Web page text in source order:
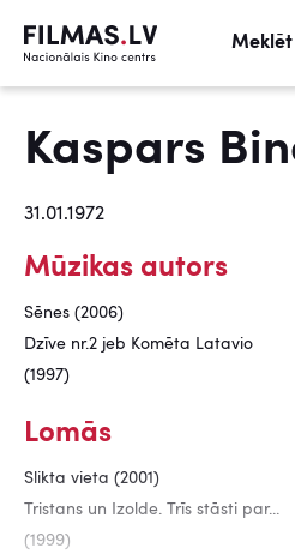
Meklēt
Kaspars
31.01.1972
Mūzikas autors
Sēnes (2006)
Dzīve nr.2 jeb Komēta Latavio
(1997)
Lomās
Slikta vieta (2001)
Tristans un Izolde. Trīs stāsti par...
(1999)